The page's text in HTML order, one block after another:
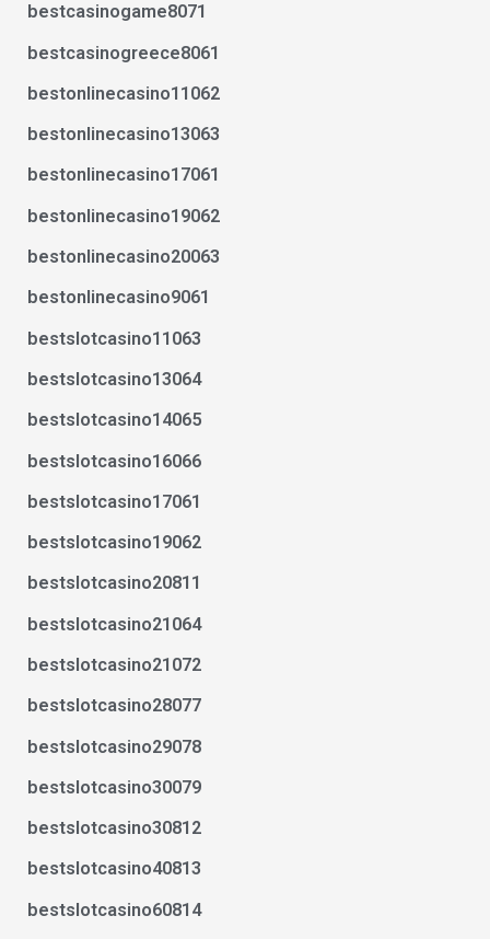
bestcasinogame8071
bestcasinogreece8061
bestonlinecasino11062
bestonlinecasino13063
bestonlinecasino17061
bestonlinecasino19062
bestonlinecasino20063
bestonlinecasino9061
bestslotcasino11063
bestslotcasino13064
bestslotcasino14065
bestslotcasino16066
bestslotcasino17061
bestslotcasino19062
bestslotcasino20811
bestslotcasino21064
bestslotcasino21072
bestslotcasino28077
bestslotcasino29078
bestslotcasino30079
bestslotcasino30812
bestslotcasino40813
bestslotcasino60814